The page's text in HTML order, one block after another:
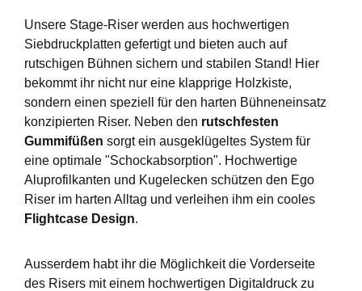
Unsere Stage-Riser werden aus hochwertigen
Siebdruckplatten gefertigt und bieten auch auf
rutschigen Bühnen sichern und stabilen Stand! Hier
bekommt ihr nicht nur eine klapprige Holzkiste,
sondern einen speziell für den harten Bühneneinsatz
konzipierten Riser. Neben den rutschfesten
Gummifüßen sorgt ein ausgeklügeltes System für
eine optimale "Schockabsorption". Hochwertige
Aluprofilkanten und Kugelecken schützen den Ego
Riser im harten Alltag und verleihen ihm ein cooles
Flightcase Design.
Ausserdem habt ihr die Möglichkeit die Vorderseite
des Risers mit einem hochwertigen Digitaldruck zu